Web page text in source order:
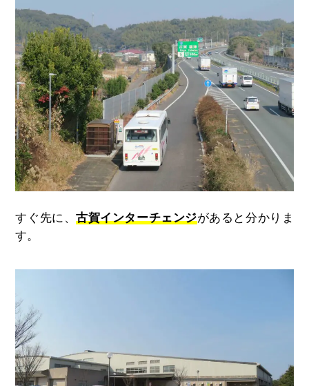
すぐ先に、古賀インターチェンジがあると分かりま
す。